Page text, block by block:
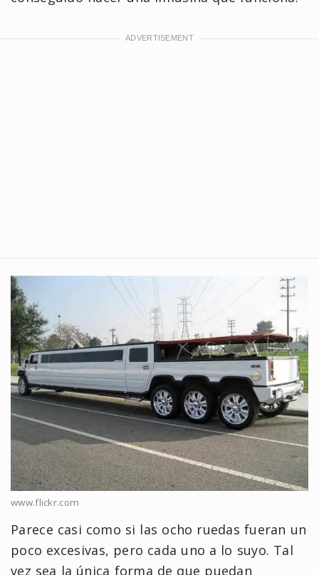
www.flickr.com
Parece casi como si las ocho ruedas fueran un
poco excesivas, pero cada uno a lo suyo. Tal
vez sea la única forma de que puedan